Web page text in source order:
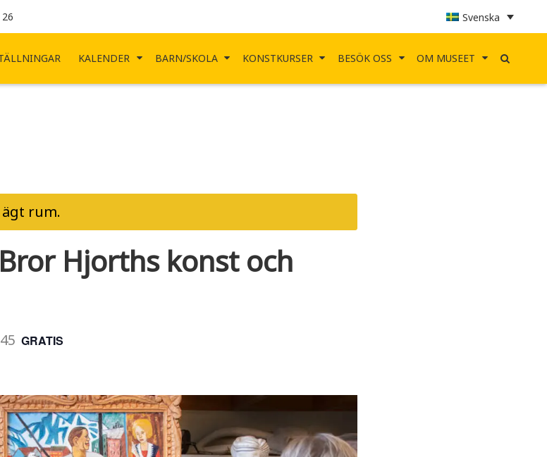
Svenska
KALENDER BARN/SKOLA KONSTKURSER BESÖK OSS OM MUSEET
rum.
Hjorths konst och
GRATIS